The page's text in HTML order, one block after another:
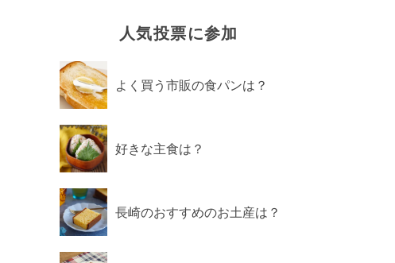
人気投票に参加
よく買う市販の食パンは？
好きな主食は？
長崎のおすすめのお土産は？